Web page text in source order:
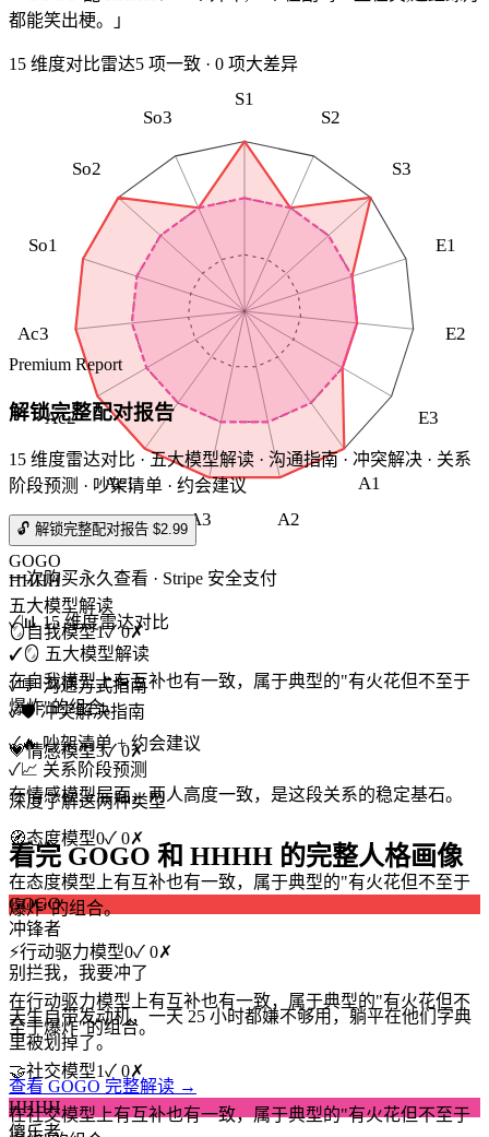
都能笑出梗。」
15 维度对比雷达5 项一致 · 0 项大差异
S1
S2
S3
E1
E2
E3
A1
A2
A3
Ac1
Ac2
Ac3
So1
So2
So3
GOGO
HHHH
五大模型解读
🪞自我模型1✓0✗
在自我模型上有互补也有一致，属于典型的"有火花但不至于
爆炸"的组合。
💗情感模型3✓ 0✗
在情感模型层面，两人高度一致，是这段关系的稳定基石。
🧭态度模型0✓ 0✗
在态度模型上有互补也有一致，属于典型的"有火花但不至于
爆炸"的组合。
⚡行动驱力模型0✓ 0✗
在行动驱力模型上有互补也有一致，属于典型的"有火花但不
至于爆炸"的组合。
🤝社交模型1✓ 0✗
在社交模型上有互补也有一致，属于典型的"有火花但不至于
Premium Report
解锁完整配对报告
15 维度雷达对比 · 五大模型解读 · 沟通指南 · 冲突解决 · 关系
阶段预测 · 吵架清单 · 约会建议
🔓 解锁完整配对报告 $2.99
一次购买永久查看 · Stripe 安全支付
✓📊 15 维度雷达对比
✓🪞 五大模型解读
✓💬 沟通方式指南
✓🛡️ 冲突解决指南
✓🔥 吵架清单 + 约会建议
✓📈 关系阶段预测
深度了解这两种类型
看完 GOGO 和 HHHH 的完整人格画像
GOGO
冲锋者
别拦我，我要冲了
天生自带发动机，一天 25 小时都嫌不够用，躺平在他们字典
里被划掉了。
查看 GOGO 完整解读 →
HHHH
傻乐者